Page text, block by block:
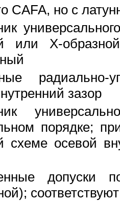
CAFA, но с
или Х-
радиально-
зазор
порядке;
схеме осевой